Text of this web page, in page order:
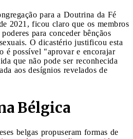
para a Doutrina da Fé
2021, ficou claro que os membros
para conceder bênçãos
O dicastério justificou esta
é possível "aprovar e encorajar
que não pode ser reconhecida
aos desígnios revelados de
Bélgica
belgas propuseram formas de